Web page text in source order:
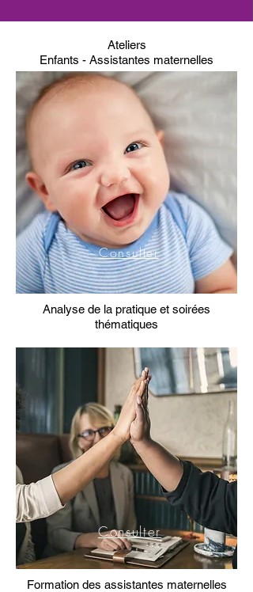
Ateliers
Enfants - Assistantes maternelles
Consulter
Analyse de la pratique et soirées
thématiques
Consulter
Formation des assistantes maternelles